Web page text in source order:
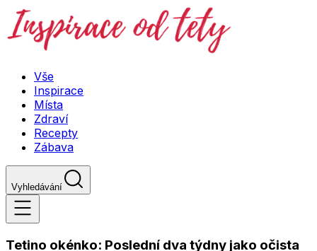
Vše
Inspirace
Místa
Zdraví
Recepty
Zábava
Vyhledávání
Tetino okénko: Poslední dva týdny jako očista